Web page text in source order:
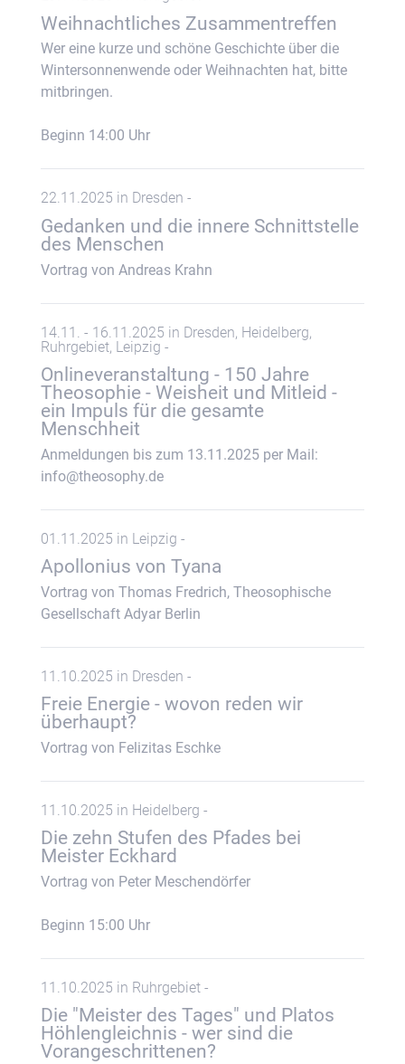
Weihnachtliches Zusammentreffen
Wer eine kurze und schöne Geschichte über die
Wintersonnenwende oder Weihnachten hat, bitte
mitbringen.
Beginn 14:00 Uhr
22.11.2025 in Dresden -
Gedanken und die innere Schnittstelle
des Menschen
Vortrag von Andreas Krahn
14.11. - 16.11.2025 in Dresden, Heidelberg,
Ruhrgebiet, Leipzig -
Onlineveranstaltung - 150 Jahre
Theosophie - Weisheit und Mitleid -
ein Impuls für die gesamte
Menschheit
Anmeldungen bis zum 13.11.2025 per Mail:
info@theosophy.de
01.11.2025 in Leipzig -
Apollonius von Tyana
Vortrag von Thomas Fredrich, Theosophische
Gesellschaft Adyar Berlin
11.10.2025 in Dresden -
Freie Energie - wovon reden wir
überhaupt?
Vortrag von Felizitas Eschke
11.10.2025 in Heidelberg -
Die zehn Stufen des Pfades bei
Meister Eckhard
Vortrag von Peter Meschendörfer
Beginn 15:00 Uhr
11.10.2025 in Ruhrgebiet -
Die "Meister des Tages" und Platos
Höhlengleichnis - wer sind die
Vorangeschrittenen?